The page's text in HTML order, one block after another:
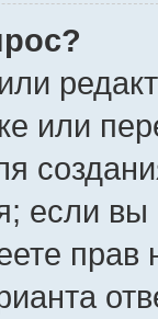
или
если
прав